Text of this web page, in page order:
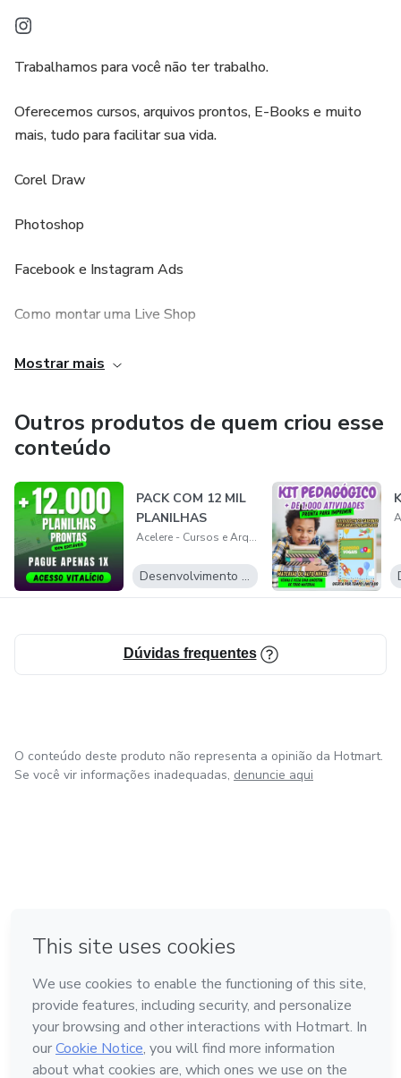
Trabalhamos para você não ter trabalho.
Oferecemos cursos, arquivos prontos, E-Books e muito
mais, tudo para facilitar sua vida.
Corel Draw
Photoshop
Facebook e Instagram Ads
Como montar uma Live Shop
Como Bombar no Story Shop
Artes para Canecas
Artes para Camisas
Artes para Sandálias
Artes para Almofadas
Arquivos de Word
Instagram
- Seguidores
- Visualização
- Comentários
Mostrar mais
Outros produtos de quem criou esse
conteúdo
PACK COM 12 MIL
PLANILHAS
Acelere - Cursos e Arquivos
Desenvolvimento Pessoal
Dúvidas frequentes
O conteúdo deste produto não representa a opinião da Hotmart.
Se você vir informações inadequadas, denuncie aqui
Feito com ❤ em Bogotá
Conheça a Hotmart